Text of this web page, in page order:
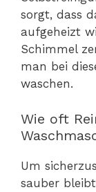
sorgt, dass
aufgeheizt
Schimmel
man bei
waschen.
Wie oft
Um
sauber